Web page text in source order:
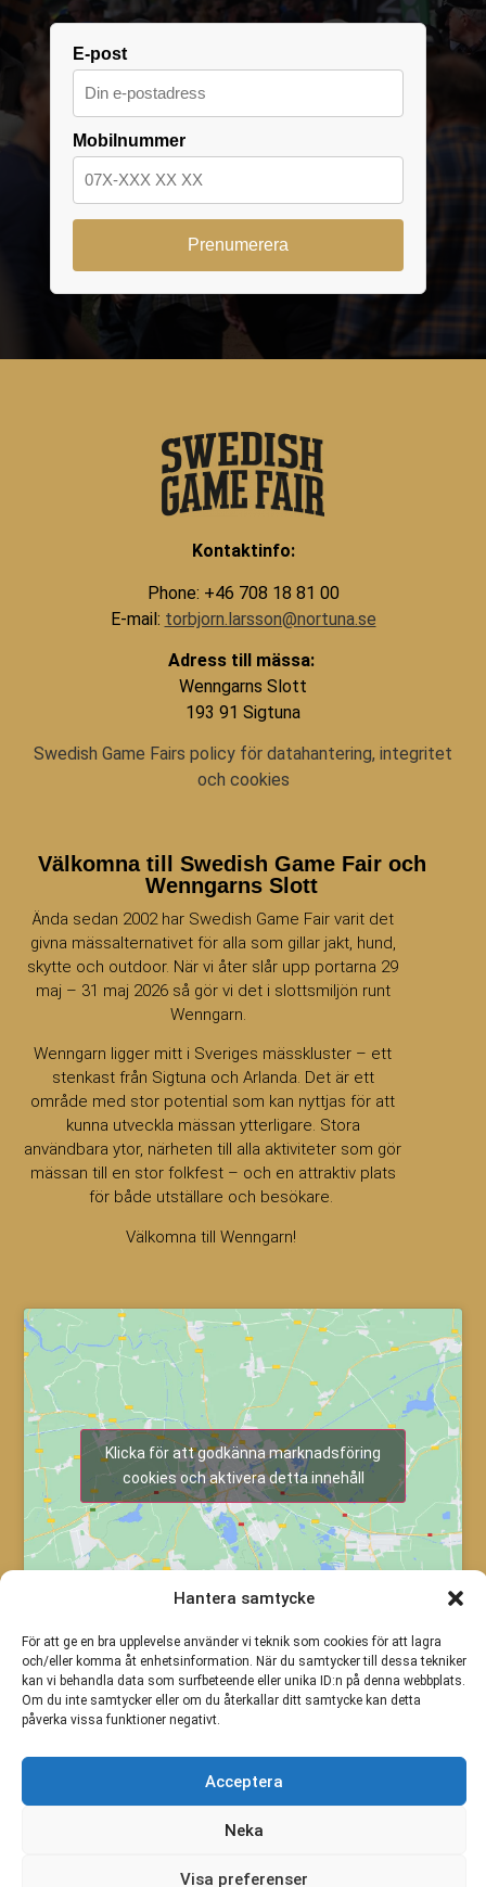
Hantera samtycke
För att ge en bra upplevelse använder vi teknik som cookies för att lagra
och/eller komma åt enhetsinformation. När du samtycker till dessa tekniker
kan vi behandla data som surfbeteende eller unika ID:n på denna webbplats.
Om du inte samtycker eller om du återkallar ditt samtycke kan detta
påverka vissa funktioner negativt.
Acceptera
Neka
Visa preferenser
E-post
Mobilnummer
Kontaktinfo:
Phone: +46 708 18 81 00
E-mail: torbjorn.larsson@nortuna.se
Adress till mässa:
Wenngarns Slott
193 91 Sigtuna
Swedish Game Fairs policy för datahantering, integritet
och cookies
Välkomna till Swedish Game Fair och
Wenngarns Slott
Ända sedan 2002 har Swedish Game Fair varit det
givna mässalternativet för alla som gillar jakt, hund,
skytte och outdoor. När vi åter slår upp portarna 29
maj – 31 maj 2026 så gör vi det i slottsmiljön runt
Wenngarn.
Wenngarn ligger mitt i Sveriges mässkluster – ett
stenkast från Sigtuna och Arlanda. Det är ett
område med stor potential som kan nyttjas för att
kunna utveckla mässan ytterligare. Stora
användbara ytor, närheten till alla aktiviteter som gör
mässan till en stor folkfest – och en attraktiv plats
för både utställare och besökare.
Välkomna till Wenngarn!
Klicka för att godkänna marknadsföring
cookies och aktivera detta innehåll